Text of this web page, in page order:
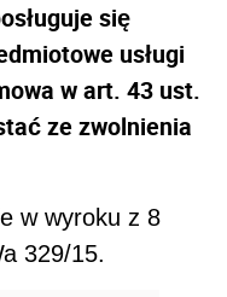
się
usługi
w art. 43 ust.
ze zwolnienia
w wyroku z 8
329/15.